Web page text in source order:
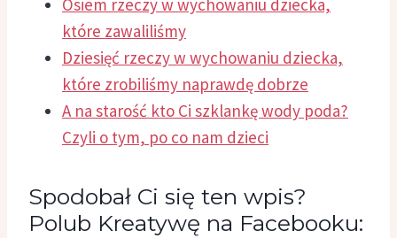
Osiem rzeczy w wychowaniu dziecka,
które zawaliliśmy
Dziesięć rzeczy w wychowaniu dziecka,
które zrobiliśmy naprawdę dobrze
A na starość kto Ci szklankę wody poda?
Czyli o tym, po co nam dzieci
Spodobał Ci się ten wpis?
Polub Kreatywę na Facebooku: